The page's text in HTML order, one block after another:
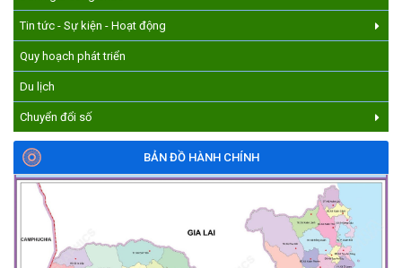
Tin tức - Sự kiện - Hoạt động
Quy hoạch phát triển
Du lịch
Chuyển đổi số
BẢN ĐỒ HÀNH CHÍNH